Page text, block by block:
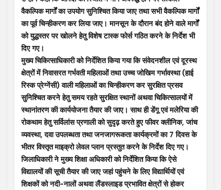
वैकल्पिक मार्गों का उपयोग सुनिश्चित किया जाए तथा सभी वैकल्पिक मार्गों
का पूर्व चिन्हीकरण कर लिया जाए। मानसून के दौरान बंद होने वाले मार्गों
को युद्धस्तर पर खोलने हेतु विशेष टास्क फोर्स गठित करने के निर्देश भी
दिए गए।
मुख्य चिकित्साधिकारी को निर्देशित किया गया कि संवेदनशील एवं दूरस्थ
क्षेत्रों में निवासरत गर्भवती महिलाओं तथा उच्च जोखिम गर्भावस्था (हाई
रिस्क प्रेग्नेंसी) वाली महिलाओं का चिन्हीकरण कर सुरक्षित प्रसव
सुनिश्चित करने हेतु समय रहते सुरक्षित स्थानों अथवा चिकित्सालयों में
स्थानांतरण की कार्ययोजना तैयार की जाए। साथ ही डेंगू एवं मलेरिया की
रोकथाम हेतु सर्विलांस प्रणाली को सुदृढ़ करते हुए फीवर क्लीनिक, जांच
व्यवस्था, दवा उपलब्धता तथा जनजागरूकता कार्यक्रमों का 7 दिवस के
भीतर विस्तृत माइक्रो लेवल प्लान प्रस्तुत करने के निर्देश दिए गए।
जिलाधिकारी ने मुख्य शिक्षा अधिकारी को निर्देशित किया कि ऐसे
विद्यालयों की सूची तैयार की जाए जहां पहुंचने के लिए विद्यार्थियों एवं
शिक्षकों को नदी-नालों अथवा लैंडस्लाइड प्रभावित क्षेत्रों से होकर